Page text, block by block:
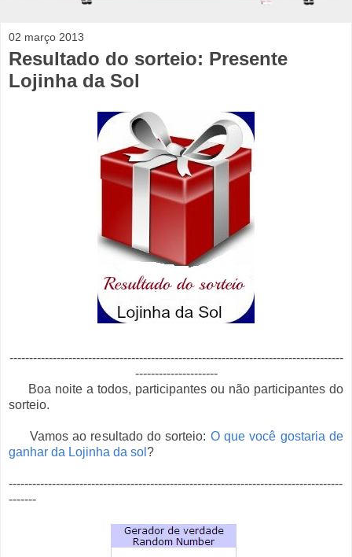
02 março 2013
Resultado do sorteio: Presente
Lojinha da Sol
-------------------------------------------------------------------------------------
---------------------
Boa noite a todos, participantes ou não participantes do
sorteio.
Vamos ao resultado do sorteio: O que você gostaria de
ganhar da Lojinha da sol ?
-------------------------------------------------------------------------------------
-------